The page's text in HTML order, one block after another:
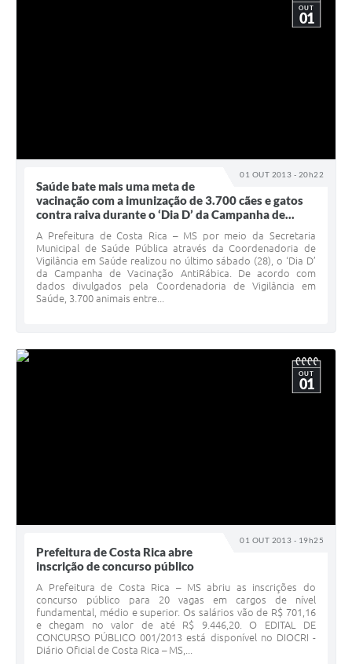
01 OUT 2013 - 20h22
OUT
01
Saúde bate mais uma meta de
vacinação com a imunização de 3.700 cães e gatos
contra raiva durante o ‘Dia D’ da Campanha de...
A Prefeitura de Costa Rica – MS por meio da Secretaria
Municipal de Saúde Pública através da Coordenadoria de
Vigilância em Saúde realizou no último sábado (28), o ‘Dia D’
da Campanha de Vacinação AntiRábica. De acordo com
dados divulgados pela Coordenadoria de Vigilância em
Saúde, 3.700 animais entre...
01 OUT 2013 - 19h25
OUT
01
Prefeitura de Costa Rica abre
inscrição de concurso público
A Prefeitura de Costa Rica – MS abriu as inscrições do
concurso público para 20 vagas em cargos de nível
fundamental, médio e superior. Os salários vão de R$ 701,16
e chegam no valor de até R$ 9.446,20. O EDITAL DE
CONCURSO PÚBLICO 001/2013 está disponível no DIOCRI -
Diário Oficial de Costa Rica – MS,...